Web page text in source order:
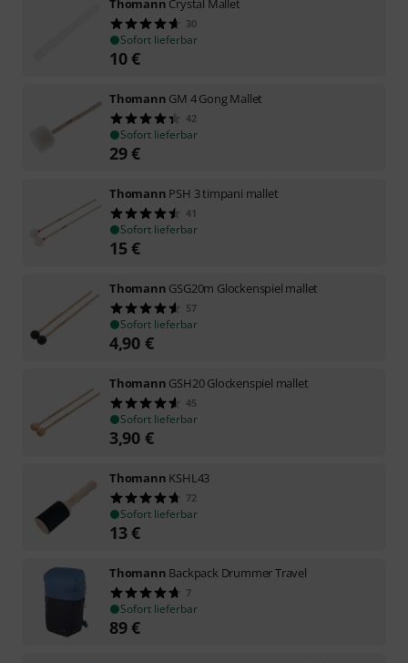
30
Sofort lieferbar
10€
Thomann GM 4 Gong Mallet
42
Sofort lieferbar
29€
Thomann PSH 3 timpani mallet
41
Sofort lieferbar
15€
Thomann GSG20m Glockenspiel mallet
57
Sofort lieferbar
4,90 €
Thomann GSH20 Glockenspiel mallet
45
Sofort lieferbar
3,90 €
Thomann KSHL43
72
Sofort lieferbar
13€
Thomann Backpack Drummer Travel
7
Sofort lieferbar
89€